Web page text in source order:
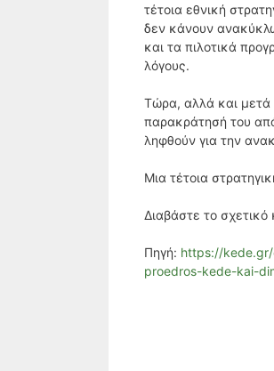
τέτοια εθνική
δεν κάνουν
και τα πιλοτικά
λόγους.
Τώρα, αλλά και μετά
παρακράτησή του
ληφθούν για την
Μια τέτοια
Διαβάστε το σχετικό
Πηγή: https://
proedros-kede-kai-